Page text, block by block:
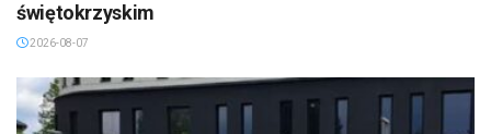
świętokrzyskim
2026-08-07